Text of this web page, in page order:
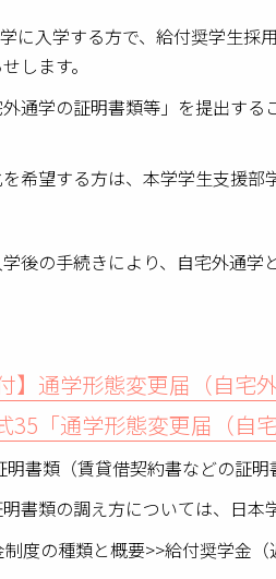
に入学する方で、給付奨学生採
します。
通学の証明書類等」を提出す
希望する方は、本学学生支援部
後の手続きにより、自宅外通学
】通学形態変更届（自宅外
35「通学形態変更届（自
書類（賃貸借契約書などの証明
書類の調え方については、日本
度の種類と概要>>給付奨学金